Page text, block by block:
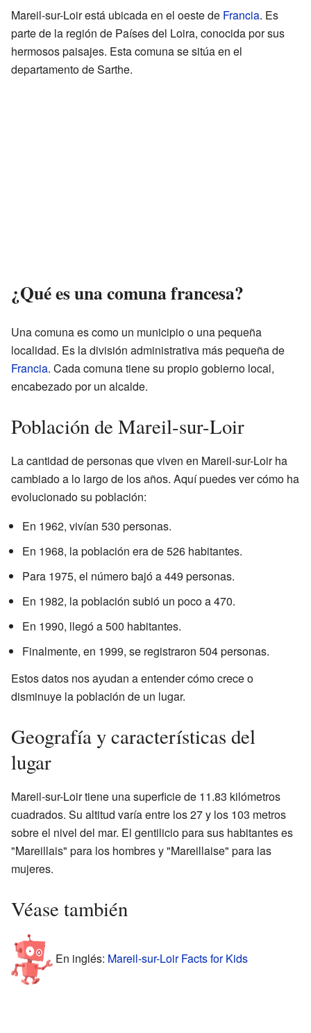
Mareil-sur-Loir está ubicada en el oeste de Francia. Es
parte de la región de Países del Loira, conocida por sus
hermosos paisajes. Esta comuna se sitúa en el
departamento de Sarthe.
¿Qué es una comuna francesa?
Una comuna es como un municipio o una pequeña
localidad. Es la división administrativa más pequeña de
Francia. Cada comuna tiene su propio gobierno local,
encabezado por un alcalde.
Población de Mareil-sur-Loir
La cantidad de personas que viven en Mareil-sur-Loir ha
cambiado a lo largo de los años. Aquí puedes ver cómo ha
evolucionado su población:
En 1962, vivían 530 personas.
En 1968, la población era de 526 habitantes.
Para 1975, el número bajó a 449 personas.
En 1982, la población subió un poco a 470.
En 1990, llegó a 500 habitantes.
Finalmente, en 1999, se registraron 504 personas.
Estos datos nos ayudan a entender cómo crece o
disminuye la población de un lugar.
Geografía y características del
lugar
Mareil-sur-Loir tiene una superficie de 11.83 kilómetros
cuadrados. Su altitud varía entre los 27 y los 103 metros
sobre el nivel del mar. El gentilicio para sus habitantes es
"Mareillais" para los hombres y "Mareillaise" para las
mujeres.
Véase también
En inglés: Mareil-sur-Loir Facts for Kids